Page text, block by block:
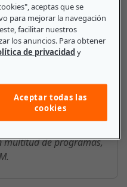
sobre
plataformas de
que proporcionan
todos los tamaños,
empresas deben
para determinar el
multitud de programas,
aceptas que se
para mejorar la navegación
facilitar nuestros
los anuncios. Para obtener
de privacidady
Aceptar todas las
cookies